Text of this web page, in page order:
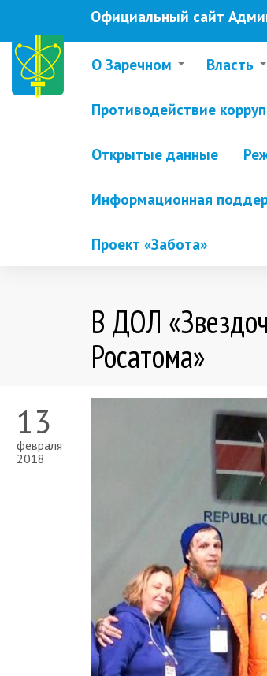
основному
содержанию
Официальный сайт
О Заречном Власть
Противодействие
Открытые данные
Информационная
Проект «Забота»
В ДОЛ
Росатома»
13
февраля
2018